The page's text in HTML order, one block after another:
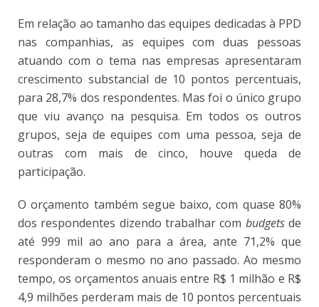
Em relação ao tamanho das equipes dedicadas à PPD
nas companhias, as equipes com duas pessoas
atuando com o tema nas empresas apresentaram
crescimento substancial de 10 pontos percentuais,
para 28,7% dos respondentes. Mas foi o único grupo
que viu avanço na pesquisa. Em todos os outros
grupos, seja de equipes com uma pessoa, seja de
outras com mais de cinco, houve queda de
participação.
O orçamento também segue baixo, com quase 80%
dos respondentes dizendo trabalhar com budgetsde
até 999 mil ao ano para a área, ante 71,2% que
responderam o mesmo no ano passado. Ao mesmo
tempo, os orçamentos anuais entre R$ 1 milhão e R$
4,9 milhões perderam mais de 10 pontos percentuais